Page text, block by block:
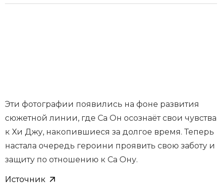
Эти фотографии появились на фоне развития
сюжетной линии, где Са Он осознаёт свои чувства
к Хи Джу, накопившиеся за долгое время. Теперь
настала очередь героини проявить свою заботу и
защиту по отношению к Са Ону.
Источник